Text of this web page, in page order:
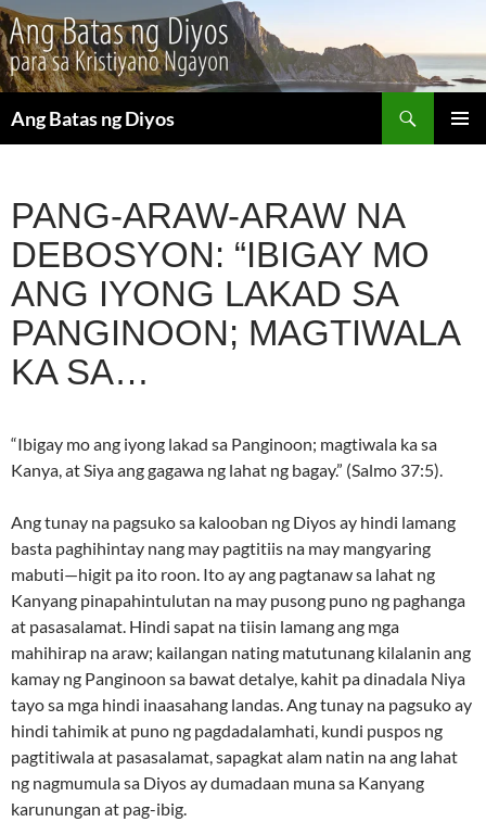
Ang Batas ng Diyos
PANG-ARAW-ARAW NA
DEBOSYON: “IBIGAY MO
ANG IYONG LAKAD SA
PANGINOON; MAGTIWALA
KA SA…
“Ibigay mo ang iyong lakad sa Panginoon; magtiwala ka sa
Kanya, at Siya ang gagawa ng lahat ng bagay.” (Salmo 37:5).
Ang tunay na pagsuko sa kalooban ng Diyos ay hindi lamang
basta paghihintay nang may pagtitiis na may mangyaring
mabuti—higit pa ito roon. Ito ay ang pagtanaw sa lahat ng
Kanyang pinapahintulutan na may pusong puno ng paghanga
at pasasalamat. Hindi sapat na tiisin lamang ang mga
mahihirap na araw; kailangan nating matutunang kilalanin ang
kamay ng Panginoon sa bawat detalye, kahit pa dinadala Niya
tayo sa mga hindi inaasahang landas. Ang tunay na pagsuko ay
hindi tahimik at puno ng pagdadalamhati, kundi puspos ng
pagtitiwala at pasasalamat, sapagkat alam natin na ang lahat
ng nagmumula sa Diyos ay dumadaan muna sa Kanyang
karunungan at pag-ibig.